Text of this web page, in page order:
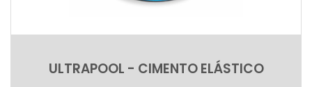
ULTRAPOOL - CIMENTO ELÁSTICO